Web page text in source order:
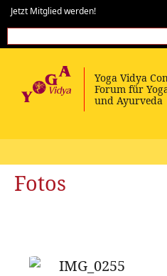
Jetzt Mitglied werden!
Fotos
IMG_0255